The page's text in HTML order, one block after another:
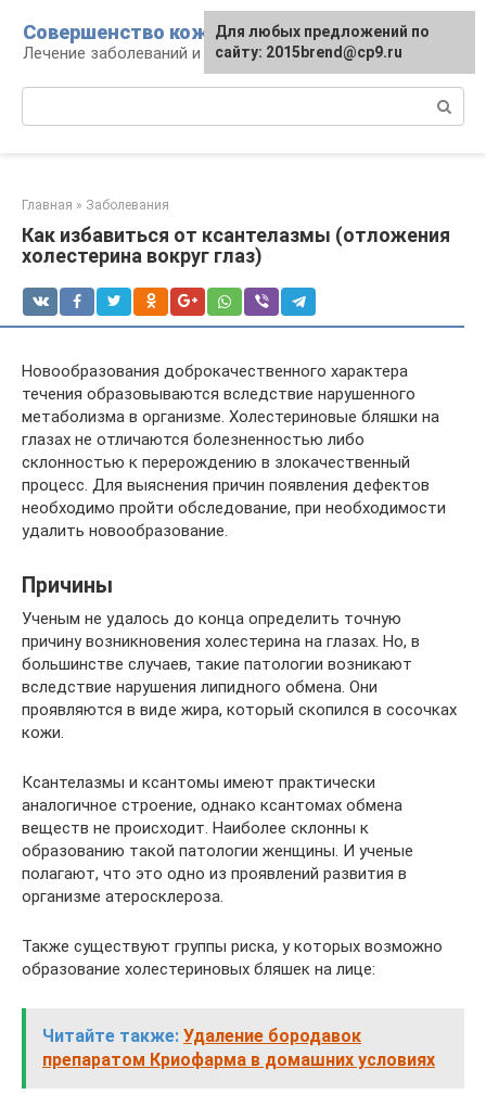
контенту
Совершенство кожи
Лечение заболеваний и уход за кожей
Главная » Заболевания
Как избавиться от ксантелазмы (отложения
холестерина вокруг глаз)
Новообразования доброкачественного характера
течения образовываются вследствие нарушенного
метаболизма в организме. Холестериновые бляшки на
глазах не отличаются болезненностью либо
склонностью к перерождению в злокачественный
процесс. Для выяснения причин появления дефектов
необходимо пройти обследование, при необходимости
удалить новообразование.
Причины
Ученым не удалось до конца определить точную
причину возникновения холестерина на глазах. Но, в
большинстве случаев, такие патологии возникают
вследствие нарушения липидного обмена. Они
проявляются в виде жира, который скопился в сосочках
кожи.
Ксантелазмы и ксантомы имеют практически
аналогичное строение, однако ксантомах обмена
веществ не происходит. Наиболее склонны к
образованию такой патологии женщины. И ученые
полагают, что это одно из проявлений развития в
организме атеросклероза.
Также существуют группы риска, у которых возможно
образование холестериновых бляшек на лице:
Читайте также: Удаление бородавок
препаратом Криофарма в домашних условиях
Для любых предложений по
сайту: 2015brend@cp9.ru